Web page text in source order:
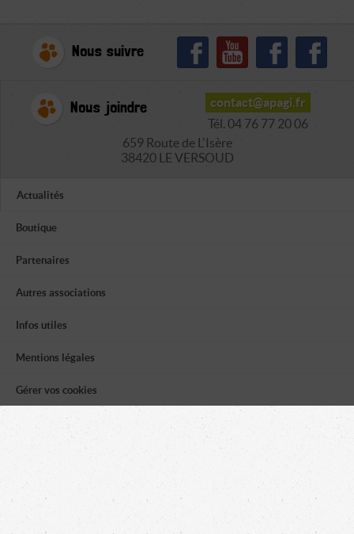
Nous suivre
Nous joindre
contact@apagi.fr
Tél. 04 76 77 20 06
659 Route de L'Isère
38420 LE VERSOUD
Actualités
Boutique
Partenaires
Autres associations
Infos utiles
Mentions légales
Gérer vos cookies